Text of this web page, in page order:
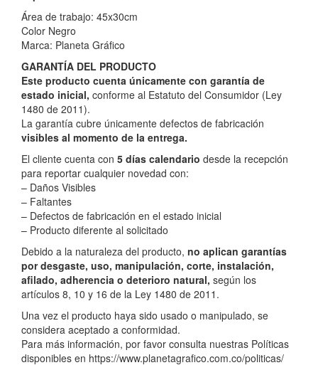
Área de trabajo: 45x30cm
Color Negro
Marca: Planeta Gráfico
GARANTÍA DEL PRODUCTO
Este producto cuenta únicamente con garantía de
estado inicial, conforme al Estatuto del Consumidor (Ley
1480 de 2011).
La garantía cubre únicamente defectos de fabricación
visibles al momento de la entrega.
El cliente cuenta con 5 días calendario desde la recepción
para reportar cualquier novedad con:
– Daños Visibles
– Faltantes
– Defectos de fabricación en el estado inicial
– Producto diferente al solicitado
Debido a la naturaleza del producto, no aplican garantías
por desgaste, uso, manipulación, corte, instalación,
afilado, adherencia o deterioro natural, según los
artículos 8, 10 y 16 de la Ley 1480 de 2011.
Una vez el producto haya sido usado o manipulado, se
considera aceptado a conformidad.
Para más información, por favor consulta nuestras Políticas
disponibles en https://www.planetagrafico.com.co/politicas/